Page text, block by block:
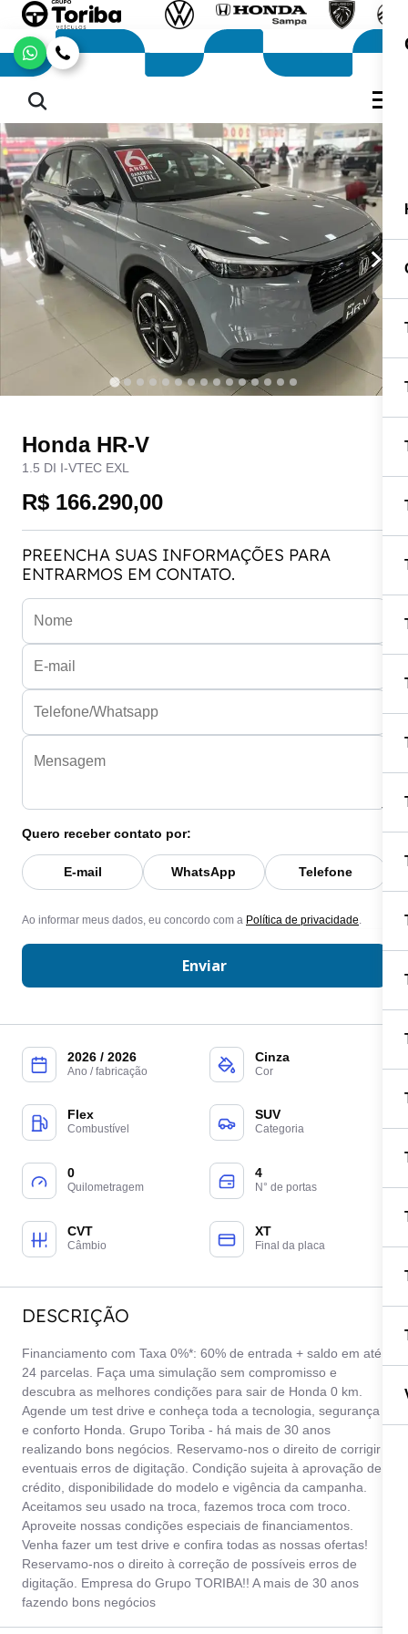
2026 / 2026
Ano / fabricação
Cinza
Cor
Flex
Combustível
SUV
Categoria
0
Quilometragem
4
N° de portas
CVT
Câmbio
XT
Final da placa
DESCRIÇÃO
Financiamento com Taxa 0%*: 60% de entrada + saldo em até
24 parcelas. Faça uma simulação sem compromisso e
descubra as melhores condições para sair de Honda 0 km.
Agende um test drive e conheça toda a tecnologia, segurança
e conforto Honda. Grupo Toriba - há mais de 30 anos
realizando bons negócios. Reservamo-nos o direito de corrigir
eventuais erros de digitação. Condição sujeita à aprovação de
crédito, disponibilidade do modelo e vigência da campanha.
Aceitamos seu usado na troca, fazemos troca com troco.
Aproveite nossas condições especiais de financiamentos.
Venha fazer um test drive e confira todas as nossas ofertas!
Reservamo-nos o direito à correção de possíveis erros de
digitação. Empresa do Grupo TORIBA!! A mais de 30 anos
fazendo bons negócios
Honda HR-V
1.5 DI I-VTEC EXL
R$ 166.290,00
PREENCHA SUAS INFORMAÇÕES PARA
ENTRARMOS EM CONTATO.
Quero receber contato por:
E-mail WhatsApp Telefone
Ao informar meus dados, eu concordo com a Política de privacidade
Enviar